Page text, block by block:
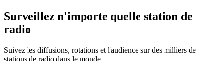
Surveillez n'importe quelle station de
radio
Suivez les diffusions, rotations et l'audience sur des milliers de
stations de radio dans le monde.